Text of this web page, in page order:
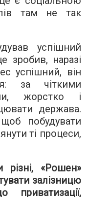
там не так
успішний
зробив, наразі
успішний, він
за чіткими
жорстко і
держава.
побудувати
ті процеси,
«Рошен»
залізницю